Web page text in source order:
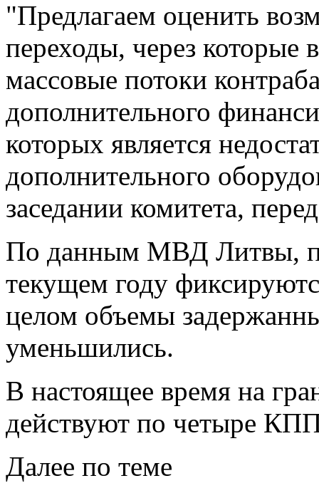
"Предлагаем оценить
переходы, через которые
массовые потоки
дополнительного
которых является
дополнительного
заседании комитета,
По данным МВД Литвы,
текущем году
целом объемы
уменьшились.
В настоящее время на
действуют по четыре
Далее по теме